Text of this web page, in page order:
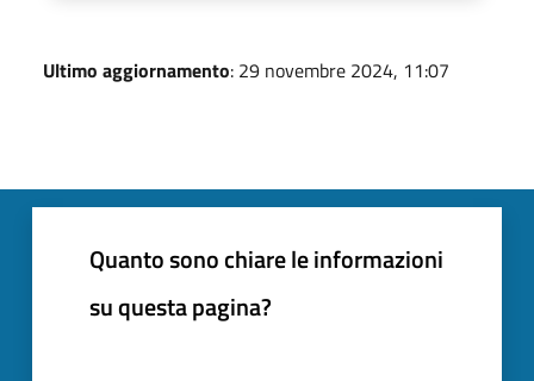
Ultimo aggiornamento: 29 novembre 2024, 11:07
Quanto sono chiare le informazioni
su questa pagina?